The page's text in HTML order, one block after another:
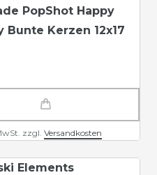
PopShot Happy
Bunte Kerzen 12x17
zzgl. Versandkosten
Elements